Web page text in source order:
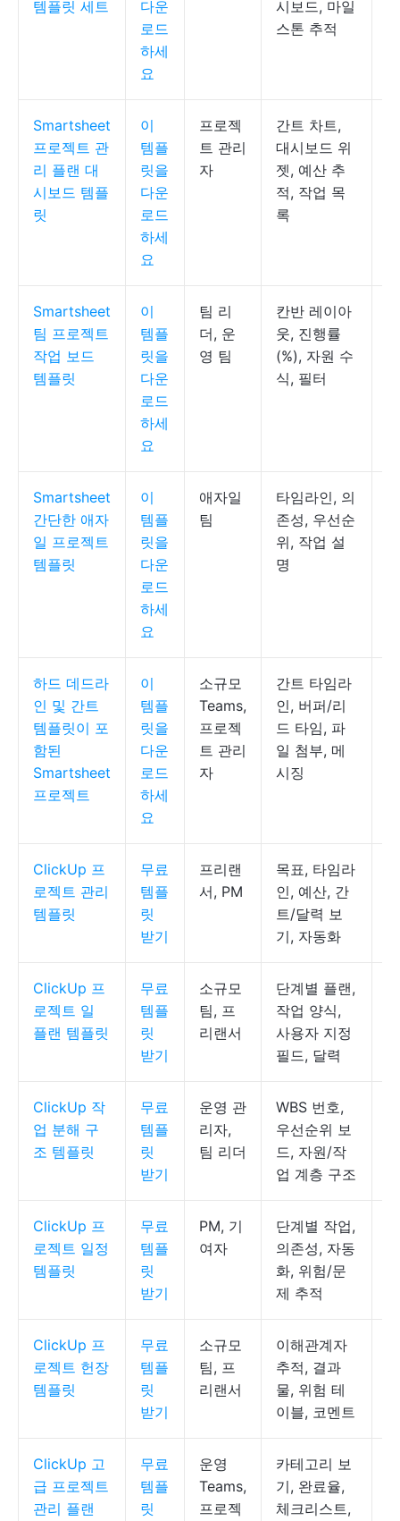
템플릿 세트
다운
로드
하세
요
시보드, 마일
스톤 추적
Smartsheet
프로젝트 관
리 플랜 대
시보드 템플
릿
이
템플
릿을
다운
로드
하세
요
프로젝
트 관리
자
간트 차트,
대시보드 위
젯, 예산 추
적, 작업 목
록
Smartsheet
팀 프로젝트
작업 보드
템플릿
이
템플
릿을
다운
로드
하세
요
팀 리
더, 운
영 팀
칸반 레이아
웃, 진행률
(%), 자원 수
식, 필터
Smartsheet
간단한 애자
일 프로젝트
템플릿
이
템플
릿을
다운
로드
하세
요
애자일
팀
타임라인, 의
존성, 우선순
위, 작업 설
명
하드 데드라
인 및 간트
템플릿이 포
함된
Smartsheet
프로젝트
이
템플
릿을
다운
로드
하세
요
소규모
Teams,
프로젝
트 관리
자
간트 타임라
인, 버퍼/리
드 타임, 파
일 첨부, 메
시징
ClickUp 프
로젝트 관리
템플릿
무료
템플
릿
받기
프리랜
서, PM
목표, 타임라
인, 예산, 간
트/달력 보
기, 자동화
ClickUp 프
로젝트 일
플랜 템플릿
무료
템플
릿
받기
소규모
팀, 프
리랜서
단계별 플랜,
작업 양식,
사용자 지정
필드, 달력
ClickUp 작
업 분해 구
조 템플릿
무료
템플
릿
받기
운영 관
리자,
팀 리더
WBS 번호,
우선순위 보
드, 자원/작
업 계층 구조
ClickUp 프
로젝트 일정
템플릿
무료
템플
릿
받기
PM, 기
여자
단계별 작업,
의존성, 자동
화, 위험/문
제 추적
ClickUp 프
로젝트 헌장
템플릿
무료
템플
릿
받기
소규모
팀, 프
리랜서
이해관계자
추적, 결과
물, 위험 테
이블, 코멘트
ClickUp 고
급 프로젝트
관리 플랜
무료
템플
릿
운영
Teams,
프로젝
카테고리 보
기, 완료율,
체크리스트,